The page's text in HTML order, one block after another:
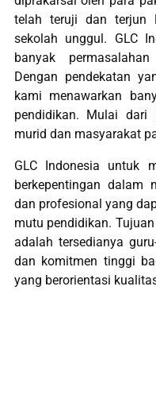
telah teruji dan terjun
sekolah unggul. GLC
banyak
Dengan pendekatan
kami menawarkan
pendidikan. Mulai dari
murid dan masyarakat
GLC Indonesia untuk
berkepentingan dalam
dan profesional yang
mutu pendidikan.
adalah tersedianya
dan komitmen tinggi
yang berorientasi